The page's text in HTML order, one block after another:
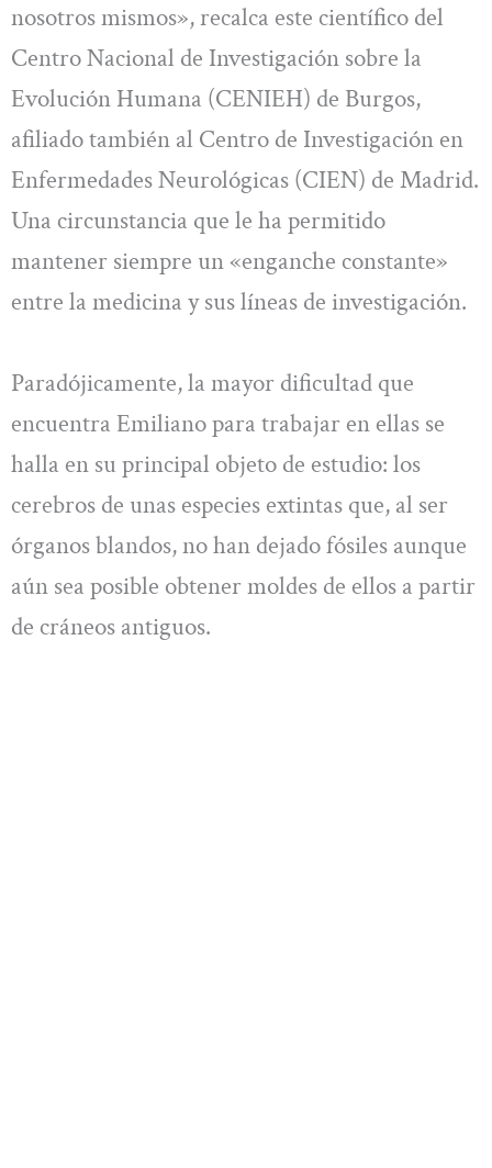
nosotros mismos», recalca este científico del
Centro Nacional de Investigación sobre la
Evolución Humana (CENIEH) de Burgos,
afiliado también al Centro de Investigación en
Enfermedades Neurológicas (CIEN) de Madrid.
Una circunstancia que le ha permitido
mantener siempre un «enganche constante»
entre la medicina y sus líneas de investigación.
Paradójicamente, la mayor dificultad que
encuentra Emiliano para trabajar en ellas se
halla en su principal objeto de estudio: los
cerebros de unas especies extintas que, al ser
órganos blandos, no han dejado fósiles aunque
aún sea posible obtener moldes de ellos a partir
de cráneos antiguos.